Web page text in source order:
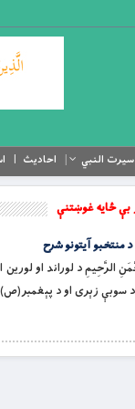
سیرت النبي احادیث
بې ځايه غوښتنې
منتخبو آیتونو شرح
الرَّحِيمِ د لوراند او